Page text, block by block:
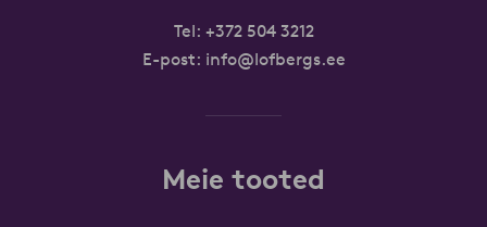
Tel: +372 504 3212
E-post: info@lofbergs.ee
Meie tooted